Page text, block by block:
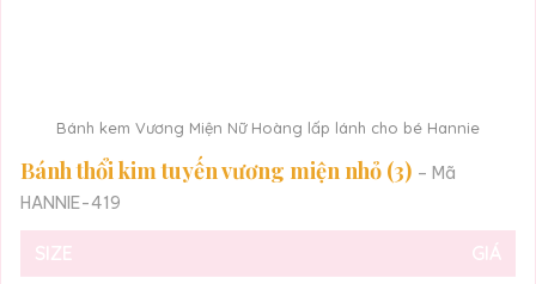
Bánh kem Vương Miện Nữ Hoàng lấp lánh cho bé Hannie
Bánh thổi kim tuyến vương miện nhỏ (3) – Mã
HANNIE-419
SIZE GIÁ